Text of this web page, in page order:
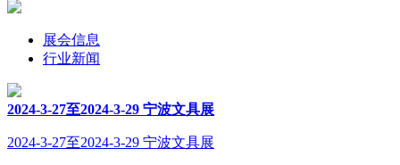
展会信息
行业新闻
2024-3-27至2024-3-29 宁波文具展
2024-3-27至2024-3-29 宁波文具展